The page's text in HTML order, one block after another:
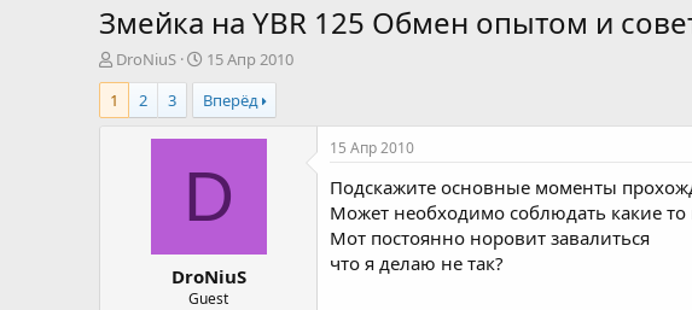
Змейка на YBR 125 Обмен опытом и
А
в
т
о
DroNiuS
Д
а
т
а
н
а
а
15 Апр 2010
1
2 3 Вперёд
D
DroNiuS
Guest
15 Апр 2010
Подскажите основные моменты
Может необходимо соблюдать какие
Мот постоянно норовит завалиться
что я делаю не так?